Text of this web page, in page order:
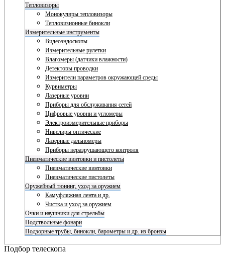
Тепловизоры
Монокуляры тепловизоры
Тепловизионные бинокли
Измерительные инструменты
Видеоэндоскопы
Измерительные рулетки
Влагомеры (датчики влажности)
Детекторы проводки
Измерители параметров окружающей среды
Курвиметры
Лазерные уровни
Приборы для обслуживания сетей
Цифровые уровни и угломеры
Электроизмерительные приборы
Нивелиры оптические
Лазерные дальномеры
Приборы неразрушающего контроля
Пневматические винтовки и пистолеты
Пневматические винтовки
Пневматические пистолеты
Оружейный тюнинг, уход за оружием
Камуфляжная лента и др.
Чистка и уход за оружием
Очки и наушники для стрельбы
Подствольные фонари
Подзорные трубы, бинокли, барометры и др. из бронзы
Подбор телескопа